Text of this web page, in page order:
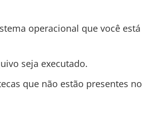
operacional que você está
seja executado.
que não estão presentes no